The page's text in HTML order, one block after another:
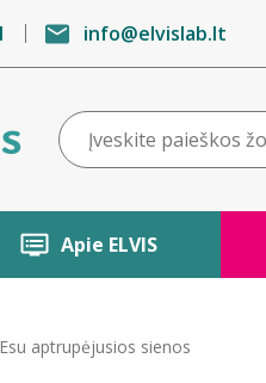
info@elvislab.lt
Apie ELVIS
Esu aptrupėjusios sienos